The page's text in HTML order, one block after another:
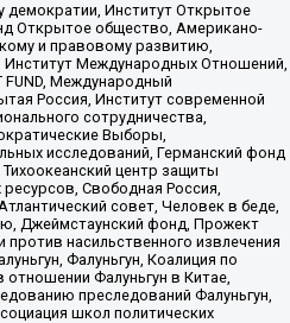
Институт Открытое
Открытое общество, Американо-
и правовому развитию,
Международных Отношений,
FUND, Международный
Россия, Институт современной
сотрудничества,
Выборы,
исследований, Германский фонд
центр защиты
Свободная Россия,
совет, Человек в беде,
Джеймстаунский фонд, Прожект
насильственного извлечения
Фалуньгун, Коалиция по
Фалуньгун в Китае,
преследований Фалуньгун,
школ политических